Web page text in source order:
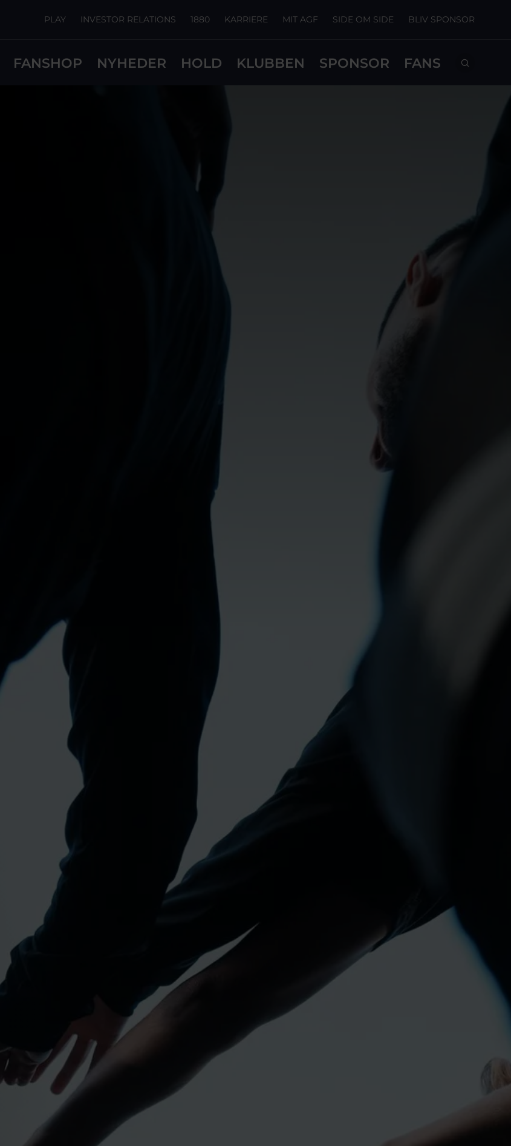
FANSHOP NYHEDER HOLD KLUBBEN SPONSOR FANS
PLAY INVESTOR RELATIONS 1880 KARRIERE MIT AGF SIDE OM SIDE BLIV SPONSOR